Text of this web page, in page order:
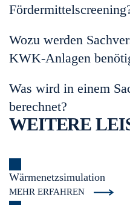
Wozu werden
KWK-Anlagen
Was wird in einem
berechnet?
WEITERE
Wärmenetzsimulation
MEHR ERFAHREN